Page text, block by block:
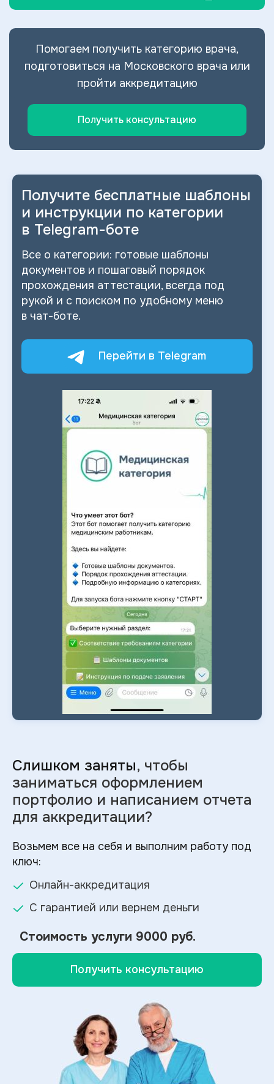
Помогаем получить категорию врача,
подготовиться на Московского врача или
пройти аккредитацию
Получить консультацию
Получите бесплатные шаблоны
и инструкции по категории
в Telegram-боте
Все о категории: готовые шаблоны
документов и пошаговый порядок
прохождения аттестации, всегда под
рукой и с поиском по удобному меню
в чат-боте.
Перейти в Telegram
Слишком заняты, чтобы
заниматься оформлением
портфолио и написанием отчета
для аккредитации?
Возьмем все на себя и выполним работу под
ключ:
Онлайн-аккредитация
С гарантией или вернем деньги
Стоимость услуги 9000 руб.
Получить консультацию